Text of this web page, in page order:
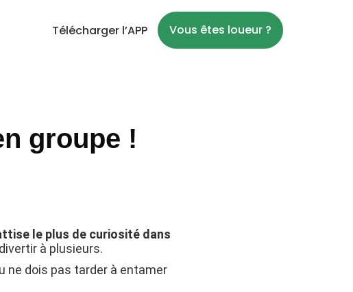
Télécharger l’APP Vous êtes loueur ?
groupe !
le plus de curiosité dans
à plusieurs.
ne dois pas tarder à entamer